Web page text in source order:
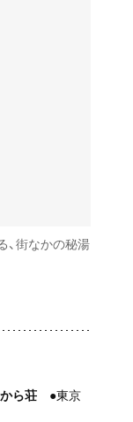
街なかの秘湯
ら荘 ●東京